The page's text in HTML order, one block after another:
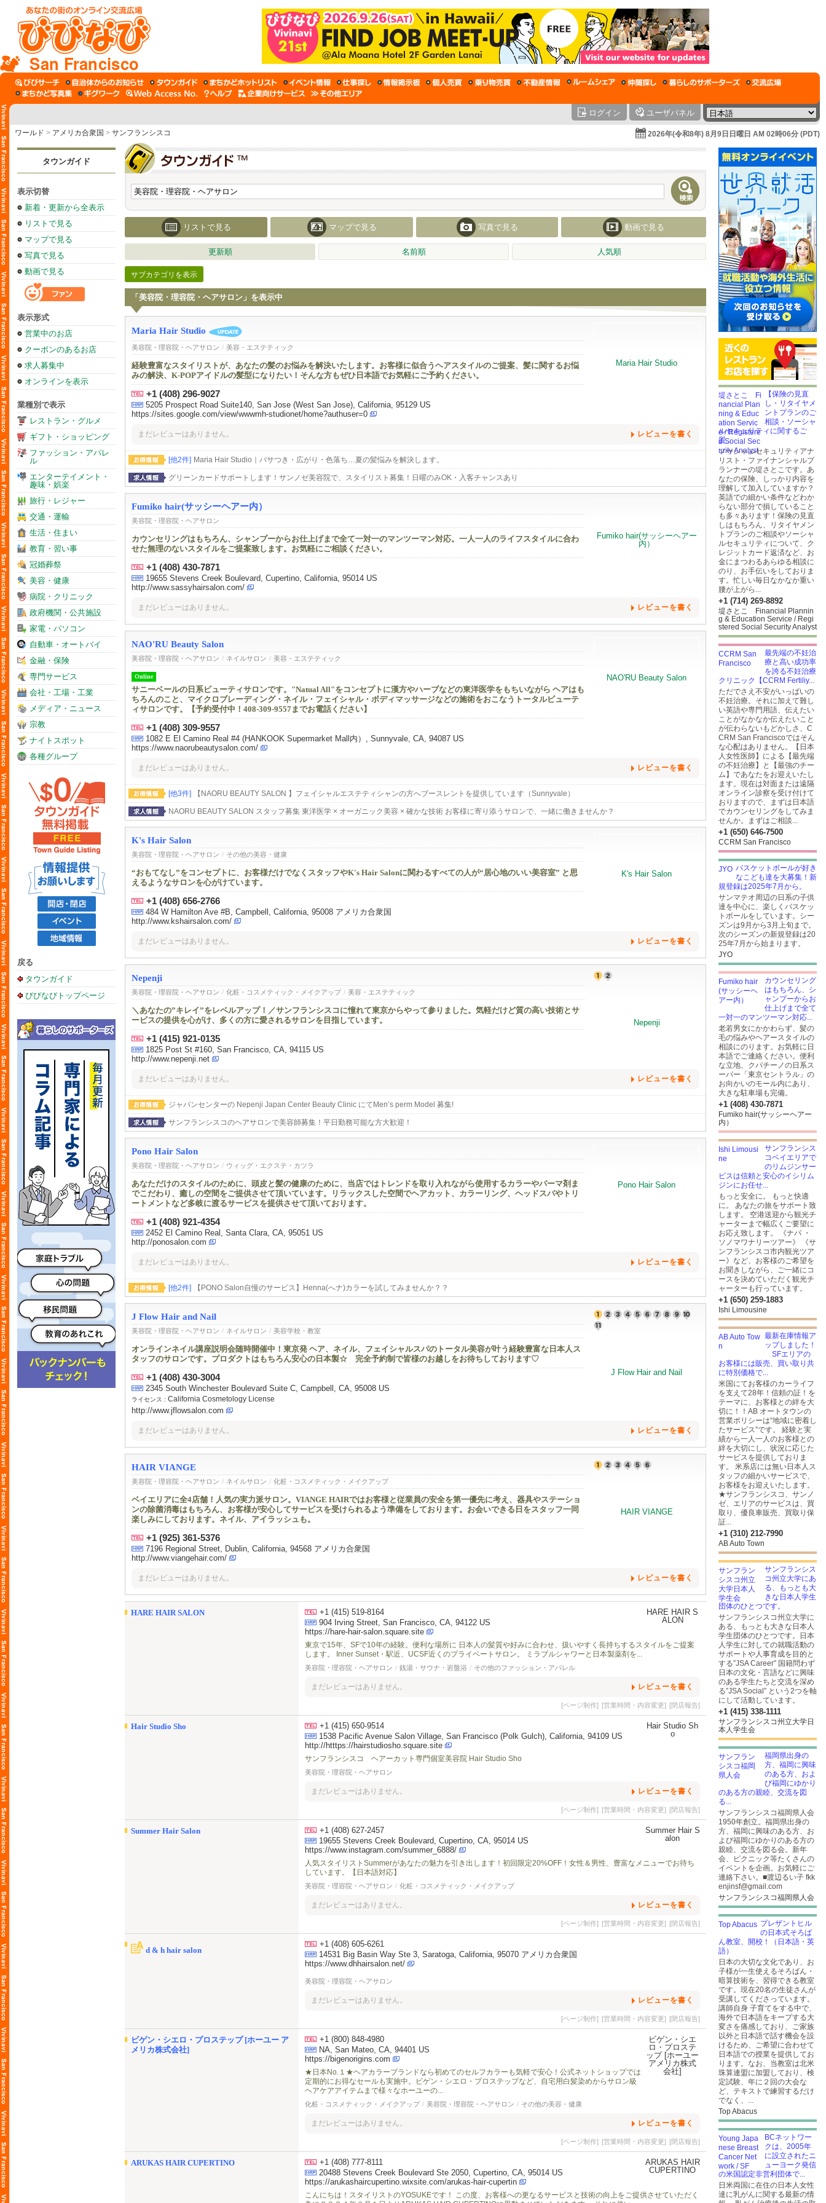
San Francisco
ログイン ユーザパネル
ワールド > アメリカ合衆国 > サンフランシスコ 2026年(令和8年) 8月9日日曜日 AM 02時06分 (PDT)
タウンガイド
表示切替
新着・更新から全表示
リストで見る
マップで見る
写真で見る
動画で見る
表示形式
営業中のお店
クーポンのあるお店
求人募集中
オンラインを表示
業種別で表示
レストラン・グルメ
ギフト・ショッピング
ファッション・アパレ
ル
エンターテイメント・
趣味・娯楽
旅行・レジャー
交通・運輸
生活・住まい
教育・習い事
冠婚葬祭
美容・健康
病院・クリニック
政府機関・公共施設
家電・パソコン
自動車・オートバイ
金融・保険
専門サービス
会社・工場・工業
メディア・ニュース
宗教
ナイトスポット
各種グループ
戻る
タウンガイド
びびなびトップページ
リストで見る マップで見る 写真で見る 動画で見る
更新順 名前順 人気順
サブカテゴリを表示
「美容院・理容院・ヘアサロン」を表示中
Maria Hair Studio
美容院・理容院・ヘアサロン / 美容・エステティック
経験豊富なスタイリストが、あなたの髪のお悩みを解決いたします。お客様に似合うヘアスタイルのご提案、髪に関するお悩
みの解決、K-POPアイドルの髪型になりたい！そんな方もぜひ日本語でお気軽にご予約ください。
+1 (408) 296-9027
5205 Prospect Road Suite140, San Jose (West San Jose), California, 95129 US
https://sites.google.com/view/wwwmh-studionet/home?authuser=0
まだレビューはありません。 レビューを書く
[他2件] Maria Hair Studio｜パサつき・広がり・色落ち…夏の髪悩みを解決します。
グリーンカードサポートします！サンノゼ美容院で、スタイリスト募集！日曜のみOK・入客チャンスあり
Fumiko hair(サッシーヘアー内）
美容院・理容院・ヘアサロン
カウンセリングはもちろん、シャンプーからお仕上げまで全て一対一のマンツーマン対応。一人一人のライフスタイルに合わ
せた無理のないスタイルをご提案致します。お気軽にご相談ください。
+1 (408) 430-7871
19655 Stevens Creek Boulevard, Cupertino, California, 95014 US
http://www.sassyhairsalon.com/
まだレビューはありません。 レビューを書く
NAO'RU Beauty Salon
美容院・理容院・ヘアサロン / ネイルサロン / 美容・エステティック
Online
サニーベールの日系ビューティサロンです。"Natual All"をコンセプトに漢方やハーブなどの東洋医学をもちいながら ヘアはも
ちろんのこと、マイクロブレーディング・ネイル・フェイシャル・ボディマッサージなどの施術をおこなうトータルビューテ
ィサロンです。【予約受付中！408-309-9557までお電話ください】
+1 (408) 309-9557
1082 E El Camino Real #4 (HANKOOK Supermarket Mall内）, Sunnyvale, CA, 94087 US
https://www.naorubeautysalon.com/
まだレビューはありません。 レビューを書く
[他3件] 【NAŌRU BEAUTY SALON 】フェイシャルエステティシャンの方へブースレントを提供しています（Sunnyvale）
NAŌRU BEAUTY SALON スタッフ募集 東洋医学 × オーガニック美容 × 確かな技術 お客様に寄り添うサロンで、一緒に働きませんか？
K's Hair Salon
美容院・理容院・ヘアサロン / その他の美容・健康
“おもてなし”をコンセプトに、お客様だけでなくスタッフやK's Hair Salonに関わるすべての人が“居心地のいい美容室” と思
えるようなサロンを心がけています。
+1 (408) 656-2766
484 W Hamilton Ave #B, Campbell, California, 95008 アメリカ合衆国
http://www.kshairsalon.com/
まだレビューはありません。 レビューを書く
Nepenji
美容院・理容院・ヘアサロン / 化粧・コスメティック・メイクアップ / 美容・エステティック
＼あなたの”キレイ”をレベルアップ！／サンフランシスコに憧れて東京からやって参りました。気軽だけど質の高い技術とサ
ービスの提供を心がけ、多くの方に愛されるサロンを目指しています。
+1 (415) 921-0135
1825 Post St #160, San Francisco, CA, 94115 US
http://www.nepenji.net
まだレビューはありません。 レビューを書く
ジャパンセンターの Nepenji Japan Center Beauty Clinic にてMen’s perm Model 募集!
サンフランシスコのヘアサロンで美容師募集！平日勤務可能な方大歓迎！
Pono Hair Salon
美容院・理容院・ヘアサロン / ウィッグ・エクステ・カツラ
あなただけのスタイルのために、頭皮と髪の健康のために、当店ではトレンドを取り入れながら使用するカラーやパーマ剤ま
でこだわり、癒しの空間をご提供させて頂いています。リラックスした空間でヘアカット、カラーリング、ヘッドスパやトリ
ートメントなど多岐に渡るサービスを提供させて頂いております。
+1 (408) 921-4354
2452 El Camino Real, Santa Clara, CA, 95051 US
http://ponosalon.com
まだレビューはありません。 レビューを書く
[他2件] 【PONO Salon自慢のサービス】Henna(へナ)カラーを試してみませんか？？
J Flow Hair and Nail
美容院・理容院・ヘアサロン / ネイルサロン / 美容学校・教室
オンラインネイル講座説明会随時開催中！東京発 ヘア、ネイル、フェイシャルスパのトータル美容が叶う経験豊富な日本人ス
タッフのサロンです。プロダクトはもちろん安心の日本製☆ 完全予約制で皆様のお越しをお待ちしております♡
+1 (408) 430-3004
2345 South Winchester Boulevard Suite C, Campbell, CA, 95008 US
ライセンス : California Cosmetology License
http://www.jflowsalon.com
まだレビューはありません。 レビューを書く
HAIR VIANGE
美容院・理容院・ヘアサロン / ネイルサロン / 化粧・コスメティック・メイクアップ
ベイエリアに全4店舗！人気の実力派サロン。VIANGE HAIRではお客様と従業員の安全を第一優先に考え、器具やステーショ
ンの除菌消毒はもちろん、お客様が安心してサービスを受けられるよう準備をしております。お会いできる日をスタッフ一同
楽しみにしております。ネイル、アイラッシュも。
+1 (925) 361-5376
7196 Regional Street, Dublin, California, 94568 アメリカ合衆国
http://www.viangehair.com/
まだレビューはありません。 レビューを書く
HARE HAIR SALON
+1 (415) 519-8164
904 Irving Street, San Francisco, CA, 94122 US
https://hare-hair-salon.square.site
東京で15年、SFで10年の経験。便利な場所に 日本人の髪質や好みに合わせ、扱いやすく長持ちするスタイルをご提案
します。 Inner Sunset・駅近、UCSF近くのプライベートサロン。 ミラブルシャワーと日本製薬剤を...
美容院・理容院・ヘアサロン / 銭湯・サウナ・岩盤浴 / その他のファッション・アパレル
まだレビューはありません。 レビューを書く
[ページ制作] [営業時間・内容変更] [閉店報告]
Hair Studio Sho
+1 (415) 650-9514
1538 Pacific Avenue Salon Village, San Francisco (Polk Gulch), California, 94109 US
http://htttps://hairstudiosho.square.site
サンフランシスコ ヘアーカット専門個室美容院 Hair Studio Sho
美容院・理容院・ヘアサロン
まだレビューはありません。 レビューを書く
[ページ制作] [営業時間・内容変更] [閉店報告]
Summer Hair Salon
+1 (408) 627-2457
19655 Stevens Creek Boulevard, Cupertino, CA, 95014 US
https://www.instagram.com/summer_6888/
人気スタイリストSummerがあなたの魅力を引き出します！初回限定20%OFF！女性＆男性、豊富なメニューでお待ち
しています。【日本語対応】
美容院・理容院・ヘアサロン / 化粧・コスメティック・メイクアップ
まだレビューはありません。 レビューを書く
[ページ制作] [営業時間・内容変更] [閉店報告]
d & h hair salon
+1 (408) 605-6261
14531 Big Basin Way Ste 3, Saratoga, California, 95070 アメリカ合衆国
https://www.dhhairsalon.net/
美容院・理容院・ヘアサロン
まだレビューはありません。 レビューを書く
[ページ制作] [営業時間・内容変更] [閉店報告]
ビゲン・シエロ・プロステップ [ホーユー ア
メリカ株式会社]
+1 (800) 848-4980
NA, San Mateo, CA, 94401 US
https://bigenorigins.com
★日本No.１★ヘアカラーブランドなら初めてのセルフカラーも気軽で安心！公式ネットショップでは
定期的にお得なセールも実施中。ビゲン・シエロ・プロステップなど、自宅用白髪染めからサロン級
ヘアケアアイテムまで様々なホーユーの...
化粧・コスメティック・メイクアップ / 美容院・理容院・ヘアサロン / その他の美容・健康
まだレビューはありません。 レビューを書く
[ページ制作] [営業時間・内容変更] [閉店報告]
ARUKAS HAIR CUPERTINO
+1 (408) 777-8111
20488 Stevens Creek Boulevard Ste 2050, Cupertino, CA, 95014 US
https://arukashaircupertino.wixsite.com/arukas-hair-cupertin
こんにちは！スタイリストのYOSUKEです！ この度、お客様への更なるサービスと技術の向上をご提供させていただく
【保険の見直
し・リタイヤメ
ントプランのご
相談・ソーシャ
ルセキュリティに関するご
質...
ソーシャルセキュリティアナ
リスト・ファイナンシャルプ
ランナーの堤さとこです。あ
なたの保険、しっかり内容を
理解して加入していますか？
英語での細かい条件などわか
らない部分で損していること
も多々あります！保険の見直
しはもちろん、リタイヤメン
トプランのご相談やソーシャ
ルセキュリティについて、ク
レジットカード返済など、お
金にまつわるあらゆる相談に
のり、お手伝いをしておりま
す。忙しい毎日なかなか重い
腰が上がら...
+1 (714) 269-8892
堤さとこ Financial Plannin
g & Education Service / Regi
stered Social Security Analyst
最先端の不妊治
療と高い成功率
を誇る不妊治療
クリニック【CCRM Fertiliy...
ただでさえ不安がいっぱいの
不妊治療。それに加えて難し
い英語や専門用語、伝えたい
ことがなかなか伝えたいこと
が伝わらないもどかしさ、C
CRM San Franciscoではそん
な心配はありません。【日本
人女性医師】による【最先端
の不妊治療】と【最強のチー
ム】であなたをお迎えいたし
ます。現在は対面または遠隔
オンライン診察を受け付けて
おりますので、まずは日本語
でカウンセリングをしてみま
せんか。まずはご相談...
+1 (650) 646-7500
CCRM San Francisco
バスケットボールが好き
なこども達を大募集！新
規登録は2025年7月から。
サンマテオ周辺の日系の子供
達を中心に、楽しくバスケッ
トボールをしています。シー
ズンは9月から3月上旬まで。
次のシーズンの新規登録は20
25年7月から始まります。
JYO
カウンセリング
はもちろん、シ
ャンプーからお
仕上げまで全て
一対一のマンツーマン対応...
老若男女にかかわらず、髪の
毛の悩みやヘアースタイルの
相談にのります。お気軽に日
本語でご連絡ください。便利
な立地、クパチーノの日系ス
ーパー「東京セントラル」の
お向かいのモール内にあり、
大きな駐車場も完備。
+1 (408) 430-7871
Fumiko hair(サッシーヘアー
内）
サンフランシス
コベイエリアで
のリムジンサー
ビスは信頼と安心のイシリム
ジンにお任せ...
もっと安全に。 もっと快適
に。 あなたの旅をサポート致
します。 空港送迎から観光チ
ャーターまで幅広くご要望に
お応え致します。 《ナパ ・
ソノマワナリーツアー》 《サ
ンフランシスコ市内観光ツア
ー》など、お客様のご希望を
お聞きしながら、ご一緒にコ
ースを決めていただく観光チ
ャーターも行っています。
+1 (650) 259-1883
Ishi Limousine
最新在庫情報ア
ップしました！
SFエリアの
お客様には販売、買い取り共
に特別価格で...
米国にてお客様のカーライフ
を支えて28年！信頼の証！を
テーマに、お客様との絆を大
切に！！AB オートタウンの
営業ポリシーは“地域に密着し
たサービス”です。 経験と実
績から一人一人のお客様との
絆を大切にし、状況に応じた
サービスを提供しておりま
す。 米系店には無い日本人ス
タッフの細かいサービスで、
お客様をお迎えいたします。
★サンフランシスコ、サンノ
ゼ、エリアのサービスは、買
取り、優良車販売、買取り保
証...
+1 (310) 212-7990
AB Auto Town
サンフランシス
コ州立大学にあ
る、もっとも大
きな日本人学生
団体のひとつです。
サンフランシスコ州立大学に
ある、もっとも大きな日本人
学生団体のひとつです。日本
人学生に対しての就職活動の
サポートや人事育成を目的と
する”JSA Career” 国籍問わず
日本の文化・言語などに興味
のある学生たちと交流を深め
る”JSA Social” という2つを軸
にして活動しています。
+1 (415) 338-1111
サンフランシスコ州立大学日
本人学生会
福岡県出身の
方、福岡に興味
のある方、およ
び福岡にゆかり
のある方の親睦、交流を図
る...
サンフランシスコ福岡県人会
1950年創立。福岡県出身の
方、福岡に興味のある方、お
よび福岡にゆかりのある方の
親睦、交流を図る会。新年
会、ピクニック等たくさんの
イベントを企画。お気軽にご
連絡下さい。■渡辺るい子 fkk
enjinsf@gmail.com
サンフランシスコ福岡県人会
プレザントヒル
の日本式そろば
ん教室、開校！（日本語・英
語）
日本の大切な文化であり、お
子様が一生使えるそろばん・
暗算技術を、習得できる教室
です。現在20名の生徒さんが
受講してくださっています。
講師自身 子育てをする中で、
海外で日本語をキープする大
変さを痛感しており、ご家族
以外と日本語で話す機会を設
けるため、ご希望に合わせて
日本語での授業を提供してお
ります。なお、当教室は北米
珠算連盟に加盟しており、検
定試験、年に２回の大会な
ど、テキストで練習するだけ
でなく、...
Top Abacus
BCネットワー
クは、2005年
に設立されたニ
ューヨーク発信
の米国認定非営利団体で...
日米両国に在住の日本人女性
達に乳がんに関する最新の情